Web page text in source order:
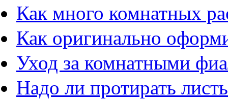
Как много комнатных
Как оригинально
Уход за комнатными
Надо ли протирать